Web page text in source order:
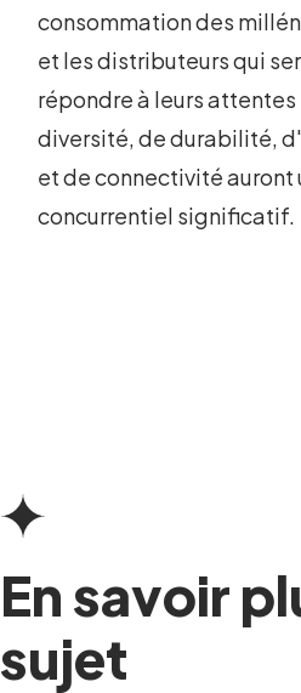
consommation des
et les distributeurs qui
répondre à leurs attentes
diversité, de durabilité,
et de connectivité auront
concurrentiel significatif.
En savoir
sujet